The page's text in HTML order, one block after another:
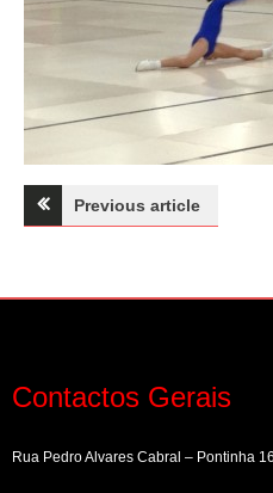
Navegação
artigos
Previous article
Contactos Gerais
Rua Pedro Alvares Cabral – Pontinha